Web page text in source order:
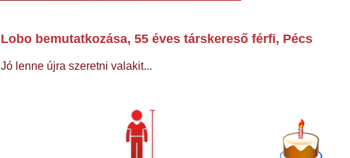
Lobo bemutatkozása, 55 éves társkereső férfi, Pécs
Jó lenne újra szeretni valakit...